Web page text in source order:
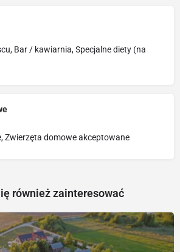
Bar / kawiarnia, Specjalne diety (na
Zwierzęta domowe akceptowane
również zainteresować